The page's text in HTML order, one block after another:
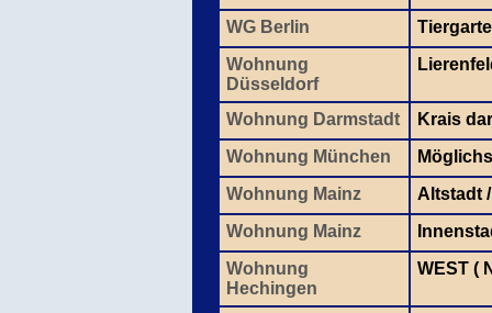
WG Berlin
Wohnung
Düsseldorf
Wohnung Darmstadt
Krais
Wohnung München
Wohnung Mainz
Altstadt
Wohnung Mainz
Wohnung
Hechingen
WEST (